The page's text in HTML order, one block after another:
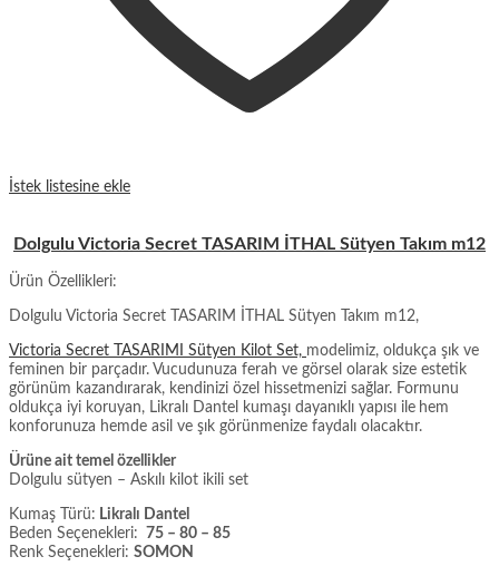
İstek listesine ekle
Dolgulu Victoria Secret TASARIM İTHAL Sütyen Takım m12
Ürün Özellikleri:
Dolgulu Victoria Secret TASARIM İTHAL Sütyen Takım m12,
Victoria Secret TASARIMI Sütyen Kilot Set, modelimiz, oldukça şık ve
feminen bir parçadır. Vucudunuza ferah ve görsel olarak size estetik
görünüm kazandırarak, kendinizi özel hissetmenizi sağlar. Formunu
oldukça iyi koruyan, Likralı Dantel kumaşı dayanıklı yapısı ile hem
konforunuza hemde asil ve şık görünmenize faydalı olacaktır.
Ürüne ait temel özellikler
Dolgulu sütyen – Askılı kilot ikili set
Kumaş Türü: Likralı Dantel
Beden Seçenekleri:
75 – 80 – 85
Renk Seçenekleri: SOMON